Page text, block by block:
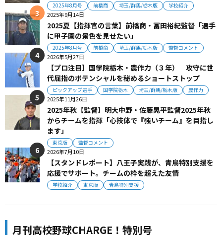
2025年8月号 前橋商 埼玉/群馬/栃木版 学校紹介
2025年9月14日
2025夏【指揮官の言葉】前橋商・冨田裕紀監督「選手
に甲子園の景色を見せたい」
2025年8月号 前橋商 埼玉/群馬/栃木版 監督コメント
2026年5月27日
【プロ注目】国学院栃木・農作力（３年） 攻守に世
代屈指のポテンシャルを秘めるショートストップ
ピックアップ選手 国学院栃木 埼玉/群馬/栃木版 農作力
2025年11月26日
2025年秋【監督】明大中野・佐藤晃平監督2025年秋
からチームを指揮「心技体で『強いチーム』を目指し
ます」
東京版 監督コメント
2026年7月10日
【スタンドレポート】八王子実践が、青鳥特別支援を
応援でサポート。チームの枠を超えた友情
学校紹介 東京版 青鳥特別支援
月刊高校野球CHARGE！特別号